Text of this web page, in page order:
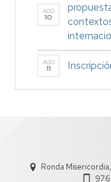
AGO
10
AGO
11
Ronda
976